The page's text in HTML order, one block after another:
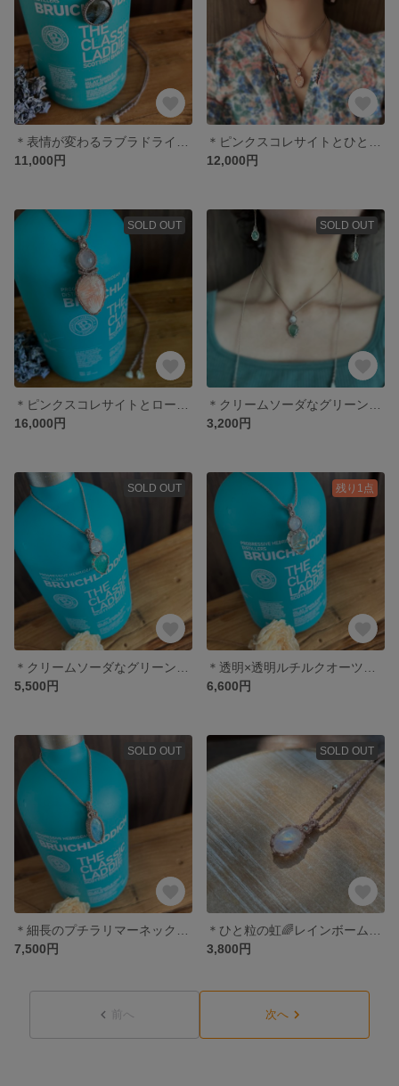
11,000円
12,000円
SOLD OUT
16,000円
SOLD OUT
3,200円
SOLD OUT
5,500円
残り1点
6,600円
SOLD OUT
7,500円
SOLD OUT
3,800円
前へ 次へ